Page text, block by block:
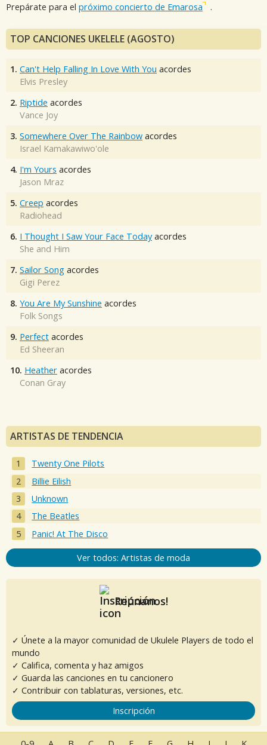
Prepárate para el próximo concierto de Emarosa .
TOP CANCIONES UKELELE (AGOSTO)
1. Can't Help Falling In Love With You acordes
Elvis Presley
2. Riptide acordes
Vance Joy
3. Somewhere Over The Rainbow acordes
Israel Kamakawiwo'ole
4. I'm Yours acordes
Jason Mraz
5. Creep acordes
Radiohead
6. I Thought I Saw Your Face Today acordes
She and Him
7. Sailor Song acordes
Gigi Perez
8. You Are My Sunshine acordes
Folk Songs
9. Perfect acordes
Ed Sheeran
10. Heather acordes
Conan Gray
ARTISTAS DE TENDENCIA
Twenty One Pilots
Billie Eilish
Unknown
The Beatles
Panic! At The Disco
Ver todos: Artistas de moda
Reúnanos!
✓ Únete a la mayor comunidad de Ukulele Players de todo el
mundo
✓ Califica, comenta y haz amigos
✓ Guarda las canciones en tu cancionero
✓ Contribuir con tablaturas, versiones, etc.
Inscripción